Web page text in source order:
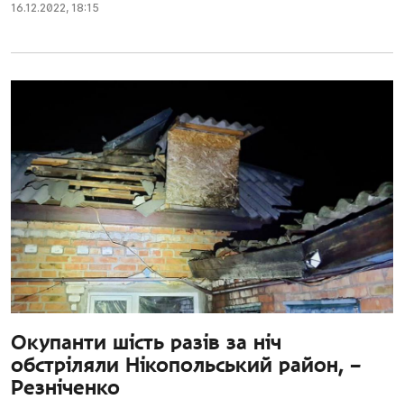
16.12.2022, 18:15
Окупанти шість разів за ніч
обстріляли Нікопольський район, –
Резніченко